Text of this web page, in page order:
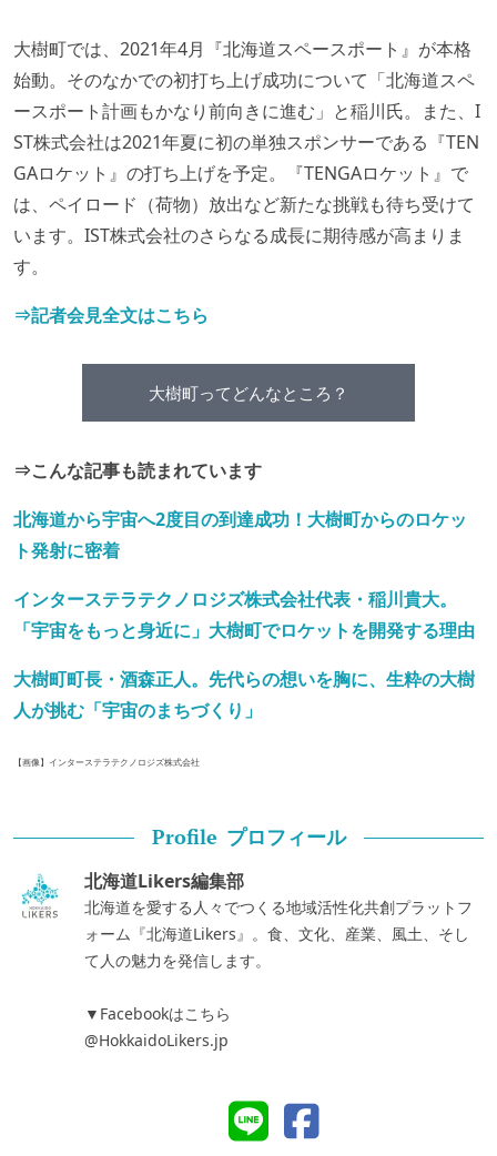
大樹町では、2021年4月『北海道スペースポート』が本格
始動。そのなかでの初打ち上げ成功について「北海道スペ
ースポート計画もかなり前向きに進む」と稲川氏。また、I
ST株式会社は2021年夏に初の単独スポンサーである『TEN
GAロケット』の打ち上げを予定。『TENGAロケット』で
は、ペイロード（荷物）放出など新たな挑戦も待ち受けて
います。IST株式会社のさらなる成長に期待感が高まりま
す。
⇒記者会見全文はこちら
大樹町ってどんなところ？
⇒こんな記事も読まれています
北海道から宇宙へ2度目の到達成功！大樹町からのロケッ
ト発射に密着
インターステラテクノロジズ株式会社代表・稲川貴大。
「宇宙をもっと身近に」大樹町でロケットを開発する理由
大樹町町長・酒森正人。先代らの想いを胸に、生粋の大樹
人が挑む「宇宙のまちづくり」
【画像】インターステラテクノロジズ株式会社
Profile プロフィール
北海道Likers編集部
北海道を愛する人々でつくる地域活性化共創プラットフ
ォーム『北海道Likers』。食、文化、産業、風土、そし
て人の魅力を発信します。
▼Facebookはこちら
@HokkaidoLikers.jp